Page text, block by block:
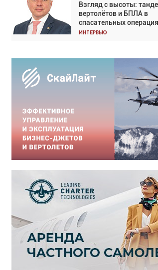
Взгляд с высоты:
вертолётов и БПЛА в
спасательных
Интервью
Частный самолёт – это
Подходите к покупке
соответствующим
Интервью